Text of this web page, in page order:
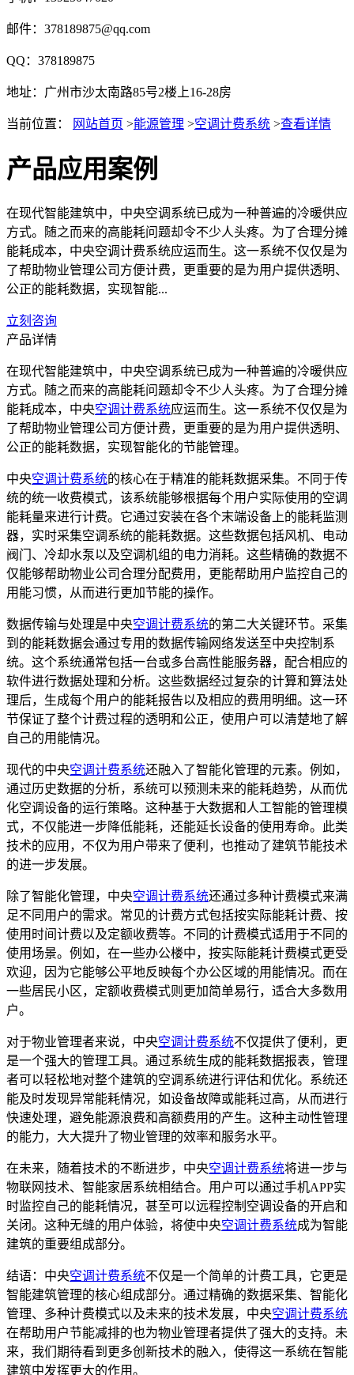
邮件：378189875@qq.com
QQ：378189875
地址：广州市沙太南路85号2楼上16-28房
当前位置： 网站首页 >能源管理 >空调计费系统 >查看详情
产品应用案例
在现代智能建筑中，中央空调系统已成为一种普遍的冷暖供应
方式。随之而来的高能耗问题却令不少人头疼。为了合理分摊
能耗成本，中央空调计费系统应运而生。这一系统不仅仅是为
了帮助物业管理公司方便计费，更重要的是为用户提供透明、
公正的能耗数据，实现智能...
立刻咨询
产品详情
在现代智能建筑中，中央空调系统已成为一种普遍的冷暖供应
方式。随之而来的高能耗问题却令不少人头疼。为了合理分摊
能耗成本，中央空调计费系统应运而生。这一系统不仅仅是为
了帮助物业管理公司方便计费，更重要的是为用户提供透明、
公正的能耗数据，实现智能化的节能管理。
中央空调计费系统的核心在于精准的能耗数据采集。不同于传
统的统一收费模式，该系统能够根据每个用户实际使用的空调
能耗量来进行计费。它通过安装在各个末端设备上的能耗监测
器，实时采集空调系统的能耗数据。这些数据包括风机、电动
阀门、冷却水泵以及空调机组的电力消耗。这些精确的数据不
仅能够帮助物业公司合理分配费用，更能帮助用户监控自己的
用能习惯，从而进行更加节能的操作。
数据传输与处理是中央空调计费系统的第二大关键环节。采集
到的能耗数据会通过专用的数据传输网络发送至中央控制系
统。这个系统通常包括一台或多台高性能服务器，配合相应的
软件进行数据处理和分析。这些数据经过复杂的计算和算法处
理后，生成每个用户的能耗报告以及相应的费用明细。这一环
节保证了整个计费过程的透明和公正，使用户可以清楚地了解
自己的用能情况。
现代的中央空调计费系统还融入了智能化管理的元素。例如，
通过历史数据的分析，系统可以预测未来的能耗趋势，从而优
化空调设备的运行策略。这种基于大数据和人工智能的管理模
式，不仅能进一步降低能耗，还能延长设备的使用寿命。此类
技术的应用，不仅为用户带来了便利，也推动了建筑节能技术
的进一步发展。
除了智能化管理，中央空调计费系统还通过多种计费模式来满
足不同用户的需求。常见的计费方式包括按实际能耗计费、按
使用时间计费以及定额收费等。不同的计费模式适用于不同的
使用场景。例如，在一些办公楼中，按实际能耗计费模式更受
欢迎，因为它能够公平地反映每个办公区域的用能情况。而在
一些居民小区，定额收费模式则更加简单易行，适合大多数用
户。
对于物业管理者来说，中央空调计费系统不仅提供了便利，更
是一个强大的管理工具。通过系统生成的能耗数据报表，管理
者可以轻松地对整个建筑的空调系统进行评估和优化。系统还
能及时发现异常能耗情况，如设备故障或能耗过高，从而进行
快速处理，避免能源浪费和高额费用的产生。这种主动性管理
的能力，大大提升了物业管理的效率和服务水平。
在未来，随着技术的不断进步，中央空调计费系统将进一步与
物联网技术、智能家居系统相结合。用户可以通过手机APP实
时监控自己的能耗情况，甚至可以远程控制空调设备的开启和
关闭。这种无缝的用户体验，将使中央空调计费系统成为智能
建筑的重要组成部分。
结语：中央空调计费系统不仅是一个简单的计费工具，它更是
智能建筑管理的核心组成部分。通过精确的数据采集、智能化
管理、多种计费模式以及未来的技术发展，中央空调计费系统
在帮助用户节能减排的也为物业管理者提供了强大的支持。未
来，我们期待看到更多创新技术的融入，使得这一系统在智能
建筑中发挥更大的作用。